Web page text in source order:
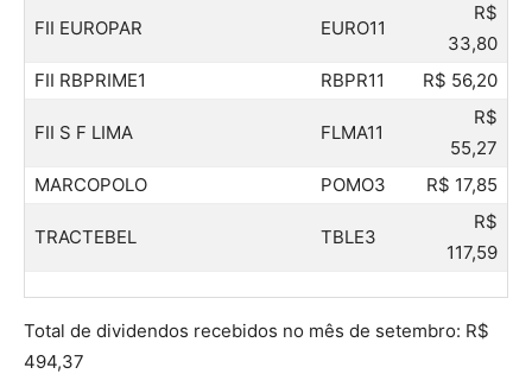
FII EUROPAR EURO11
R$
33,80
FII RBPRIME1
RBPR11 R$ 56,20
FII S F LIMA FLMA11
R$
55,27
MARCOPOLO
POMO3 R$ 17,85
TRACTEBEL TBLE3
R$
117,59
Total de dividendos recebidos no mês de setembro: R$
494,37